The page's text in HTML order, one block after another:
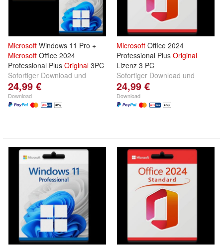
Microsoft Windows 11 Pro +
Microsoft Office 2024
Professional Plus Original 3PC
Sofortiger Download und
Productschlüssel per E-Mail
24,99 €
Download
Microsoft Office 2024
Professional Plus Original
Lizenz 3 PC
Sofortiger Download und
Productschlüssel per E-Mail
24,99 €
Download